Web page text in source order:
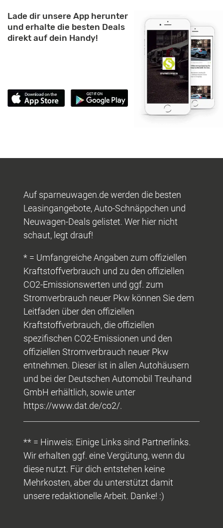
Lade dir unsere App herunter
und erhalte die besten Deals
direkt auf dein Handy!
Auf sparneuwagen.de werden die besten
Leasingangebote, Auto-Schnäppchen und
Neuwagen-Deals gelistet. Wer hier nicht
schaut, legt drauf!
* = Umfangreiche Angaben zum offiziellen
Kraftstoffverbrauch und zu den offiziellen
CO2-Emissionswerten und ggf. zum
Stromverbrauch neuer Pkw können Sie dem
Leitfaden über den offiziellen
Kraftstoffverbrauch, die offiziellen
spezifischen CO2-Emissionen und den
offiziellen Stromverbrauch neuer Pkw
entnehmen. Dieser ist in allen Autohäusern
und bei der Deutschen Automobil Treuhand
GmbH erhältlich, sowie unter
https://www.dat.de/co2/.
** = Hinweis: Einige Links sind Partnerlinks.
Wir erhalten ggf. eine Vergütung, wenn du
diese nutzt. Für dich entstehen keine
Mehrkosten, aber du unterstützt damit
unsere redaktionelle Arbeit. Danke! :)